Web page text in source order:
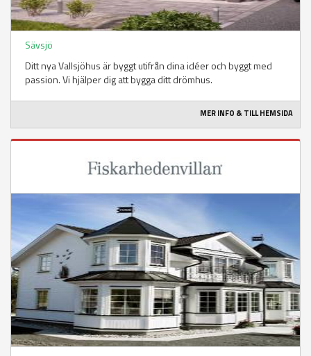
Sävsjö
Ditt nya Vallsjöhus är byggt utifrån dina idéer och byggt med
passion. Vi hjälper dig att bygga ditt drömhus.
MER INFO & TILL HEMSIDA